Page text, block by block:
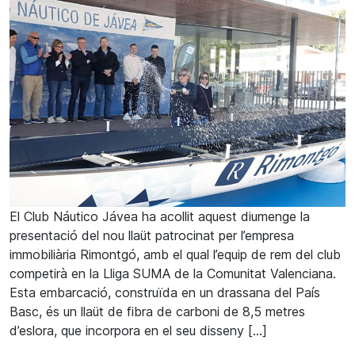
El Club Náutico Jávea ha acollit aquest diumenge la
presentació del nou llaüt patrocinat per l’empresa
immobiliària Rimontgó, amb el qual l’equip de rem del club
competirà en la Lliga SUMA de la Comunitat Valenciana.
Esta embarcació, construïda en un drassana del País
Basc, és un llaüt de fibra de carboni de 8,5 metres
d’eslora, que incorpora en el seu disseny […]